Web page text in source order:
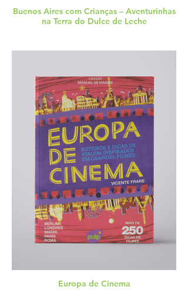
Buenos Aires com Crianças – Aventurinhas
na Terra do Dulce de Leche
Europa de Cinema